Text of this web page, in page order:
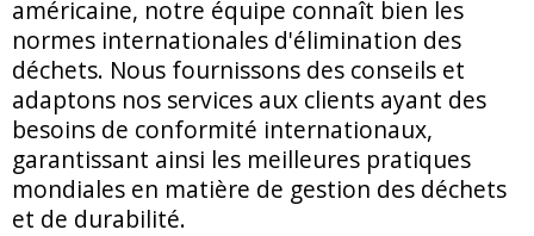
américaine, notre équipe connaît bien les
normes internationales d'élimination des
déchets. Nous fournissons des conseils et
adaptons nos services aux clients ayant des
besoins de conformité internationaux,
garantissant ainsi les meilleures pratiques
mondiales en matière de gestion des déchets
et de durabilité.